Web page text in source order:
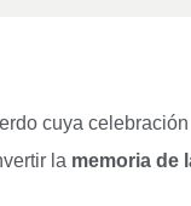
cuya celebración
la memoria de